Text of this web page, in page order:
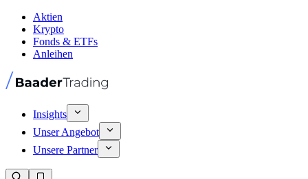
Aktien
Krypto
Fonds & ETFs
Anleihen
Insights
Unser Angebot
Unsere Partner